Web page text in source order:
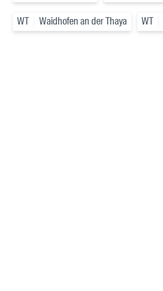
WT Waidhofen an der Thaya WT